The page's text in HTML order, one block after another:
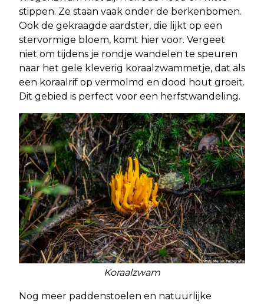
stippen. Ze staan vaak onder de berkenbomen.
Ook de gekraagde aardster, die lijkt op een
stervormige bloem, komt hier voor. Vergeet
niet om tijdens je rondje wandelen te speuren
naar het gele kleverig koraalzwammetje, dat als
een koraalrif op vermolmd en dood hout groeit.
Dit gebied is perfect voor een herfstwandeling.
Koraalzwam
Nog meer paddenstoelen en natuurlijke